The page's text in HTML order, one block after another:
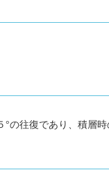
往復であり、積層時